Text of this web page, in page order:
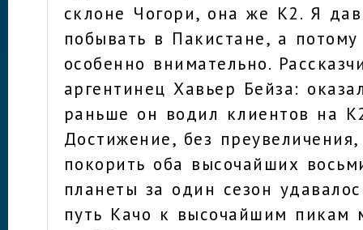
склоне Чогори, она же К2. Я
побывать в Пакистане, а
особенно внимательно.
аргентинец Хавьер Бейза:
раньше он водил клиентов на
Достижение, без
покорить оба высочайших
планеты за один сезон
путь Качо к высочайшим пикам